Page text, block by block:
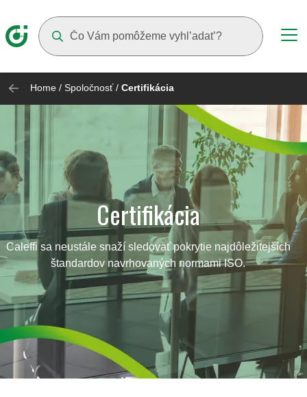
Home / Spoločnosť/ Certifikácia
Certifikácia
Caleffi sa neustále snaží sledovať pokrytie najdôležitejších
štandardov navrhovaných normami ISO.